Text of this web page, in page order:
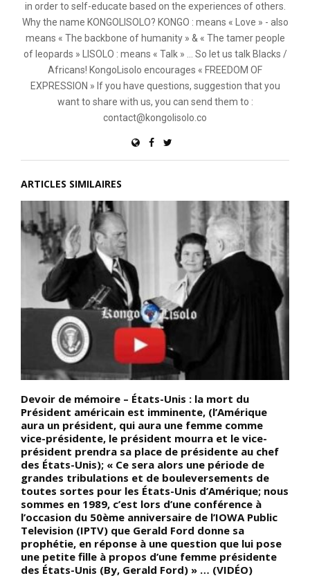
in order to self-educate based on the experiences of others.
Why the name KONGOLISOLO? KONGO : means « Love » - also
means « The backbone of humanity » & « The tamer people
of leopards » LISOLO : means « Talk » ... So let us talk Blacks /
Africans! KongoLisolo encourages « FREEDOM OF
EXPRESSION » If you have questions, suggestion that you
want to share with us, you can send them to :
contact@kongolisolo.co
ARTICLES SIMILAIRES
Devoir de mémoire – États-Unis : la mort du
Président américain est imminente, (l’Amérique
aura un président, qui aura une femme comme
vice-présidente, le président mourra et le vice-
président prendra sa place de présidente au chef
des États-Unis); « Ce sera alors une période de
grandes tribulations et de bouleversements de
toutes sortes pour les États-Unis d’Amérique; nous
sommes en 1989, c’est lors d’une conférence à
l’occasion du 50ème anniversaire de l’IOWA Public
Television (IPTV) que Gerald Ford donne sa
prophétie, en réponse à une question que lui pose
une petite fille à propos d’une femme présidente
des États-Unis (By, Gerald Ford) » … (VIDÉO)